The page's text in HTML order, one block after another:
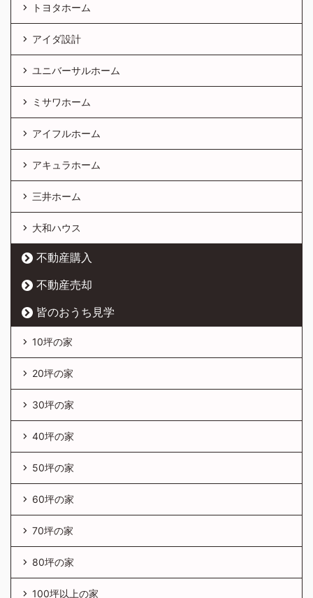
トヨタホーム
アイダ設計
ユニバーサルホーム
ミサワホーム
アイフルホーム
アキュラホーム
三井ホーム
大和ハウス
不動産購入
不動産売却
皆のおうち見学
10坪の家
20坪の家
30坪の家
40坪の家
50坪の家
60坪の家
70坪の家
80坪の家
100坪以上の家